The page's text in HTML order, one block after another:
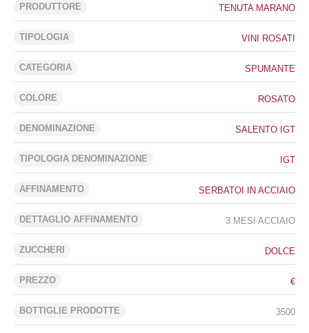
PRODUTTORE TENUTA MARANO
TIPOLOGIA VINI ROSATI
CATEGORIA SPUMANTE
COLORE ROSATO
DENOMINAZIONE SALENTO IGT
TIPOLOGIA DENOMINAZIONE IGT
AFFINAMENTO SERBATOI IN ACCIAIO
DETTAGLIO AFFINAMENTO 3 MESI ACCIAIO
ZUCCHERI DOLCE
PREZZO €
BOTTIGLIE PRODOTTE 3500